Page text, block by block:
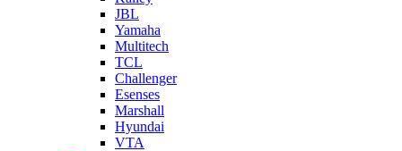
JBL
Yamaha
Multitech
TCL
Challenger
Esenses
Marshall
Hyundai
VTA